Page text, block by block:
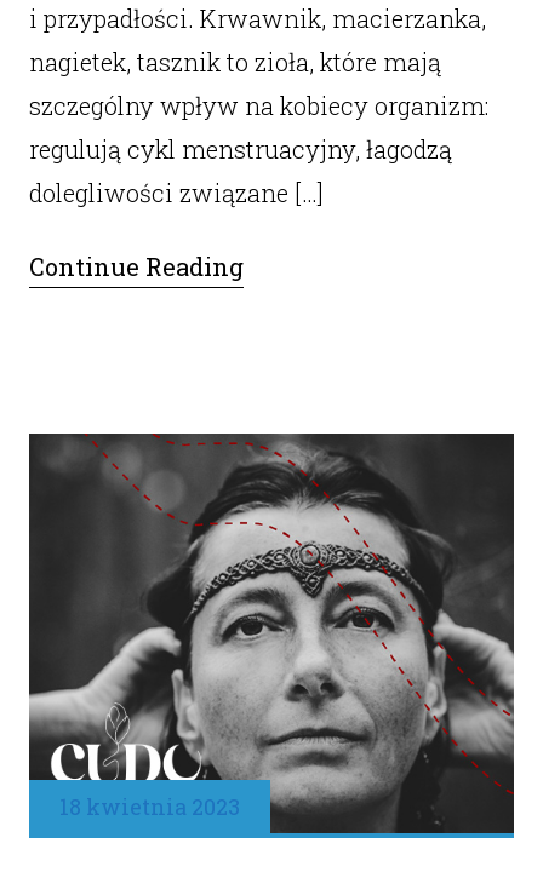
i przypadłości. Krwawnik, macierzanka,
nagietek, tasznik to zioła, które mają
szczególny wpływ na kobiecy organizm:
regulują cykl menstruacyjny, łagodzą
dolegliwości związane […]
Continue Reading
18 kwietnia 2023